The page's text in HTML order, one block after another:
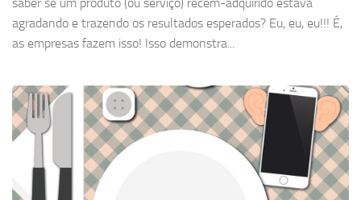
agradando e trazendo os resultados esperados? Eu, eu, eu!!! É,
as empresas fazem isso! Isso demonstra...